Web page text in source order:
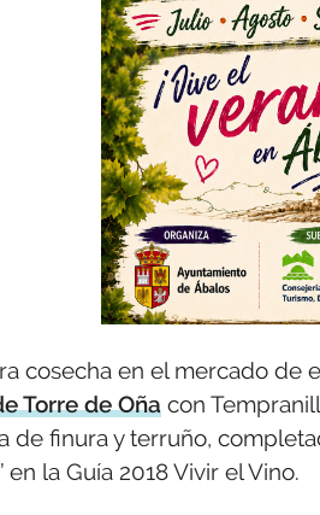
cosecha en el mercado
Torre de Oña con
de finura y terruño,
en la Guía 2018 Vivir el Vino.